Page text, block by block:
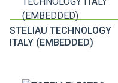
STELIAU TECHNOLOGY
ITALY (EMBEDDED)